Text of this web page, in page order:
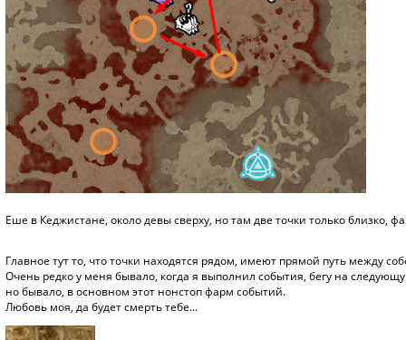
Еше в Кеджистане, около девы сверху, но там две точки только близко,
Главное тут то, что точки находятся рядом, имеют прямой путь между
Очень редко у меня бывало, когда я выполнил события, бегу на
но бывало, в основном этот нонстоп фарм событий.
Любовь моя, да будет смерть тебе...